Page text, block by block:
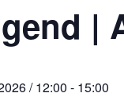
|
/ 12:00 - 15:00